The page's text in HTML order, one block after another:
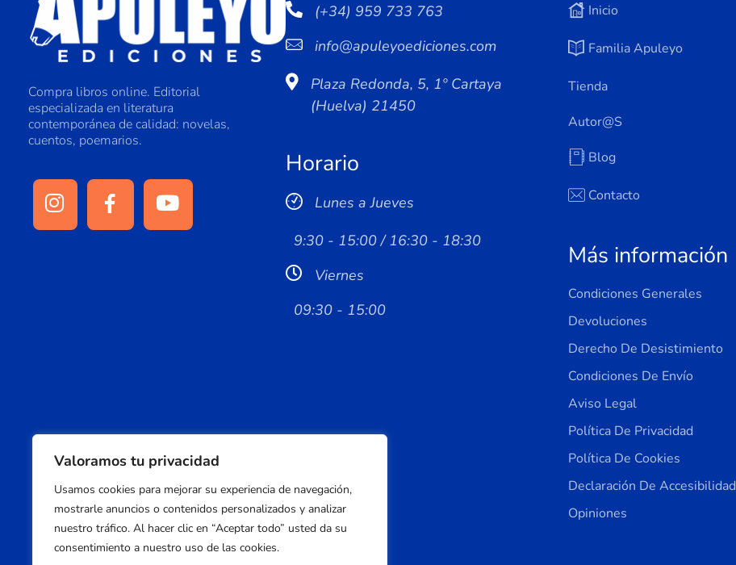
Valoramos tu privacidad
Usamos cookies para mejorar su experiencia de navegación,
mostrarle anuncios o contenidos personalizados y analizar
nuestro tráfico. Al hacer clic en “Aceptar todo” usted da su
consentimiento a nuestro uso de las cookies.
Compra libros online. Editorial
especializada en literatura
contemporánea de calidad: novelas,
cuentos, poemarios.
(+34) 959 733 763
info@apuleyoediciones.com
Plaza Redonda, 5, 1º Cartaya
(Huelva) 21450
Horario
Lunes a Jueves
9:30 - 15:00 / 16:30 - 18:30
Viernes
09:30 - 15:00
Inicio
Familia Apuleyo
Tienda
Autor@s
Blog
Contacto
Más información
Condiciones Generales
Devoluciones
Derecho De Desistimiento
Condiciones De Envío
Aviso Legal
Política De Privacidad
Política De Cookies
Declaración De Accesibilidad
Opiniones